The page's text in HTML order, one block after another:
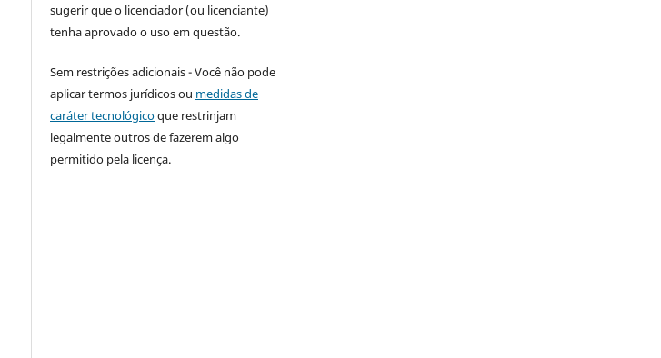
sugerir que o licenciador (ou licenciante)
tenha aprovado o uso em questão.
Sem restrições adicionais - Você não pode
aplicar termos jurídicos ou medidas de
caráter tecnológicoque restrinjam
legalmente outros de fazerem algo
permitido pela licença.